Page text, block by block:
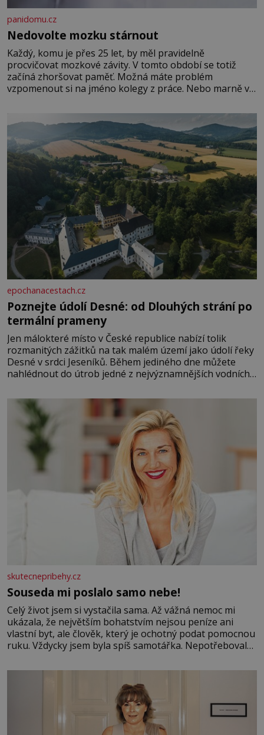
panidomu.cz
Nedovolte mozku stárnout
Každý, komu je přes 25 let, by měl pravidelně
procvičovat mozkové závity. V tomto období se totiž
začíná zhoršovat paměť. Možná máte problém
vzpomenout si na jméno kolegy z práce. Nebo marně v
Je to opravdu tak, s věkem jako kdyby se paměť
rozhodla stávkovat. Cvičte
epochanacestach.cz
Poznejte údolí Desné: od Dlouhých strání po
termální prameny
Jen málokteré místo v České republice nabízí tolik
rozmanitých zážitků na tak malém území jako údolí řeky
Desné v srdci Jeseníků. Během jediného dne můžete
nahlédnout do útrob jedné z nejvýznamnějších vodních
se na koloběžce a den zakončit poznáváním památek ve
Velkých Losinách nebo v termálním
skutecnepribehy.cz
Souseda mi poslalo samo nebe!
Celý život jsem si vystačila sama. Až vážná nemoc mi
ukázala, že největším bohatstvím nejsou peníze ani
vlastní byt, ale člověk, který je ochotný podat pomocnou
ruku. Vždycky jsem byla spíš samotářka. Nepotřebovala
mi knihy, práce a hlavně klid. Hned po studiích jsem